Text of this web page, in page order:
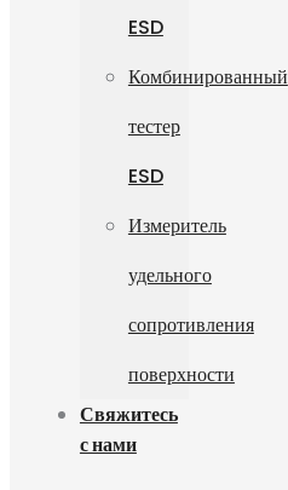
ESD
Комбинированный
тестер
ESD
Измеритель
удельного
сопротивления
поверхности
Свяжитесь
с нами